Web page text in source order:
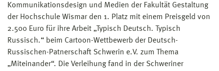
Kommunikationsdesign und Medien der Fakultät Gestaltung
der Hochschule Wismar den 1. Platz mit einem Preisgeld von
2.500 Euro für ihre Arbeit „Typisch Deutsch. Typisch
Russisch.“ beim Cartoon-Wettbewerb der Deutsch-
Russischen-Patnerschaft Schwerin e.V. zum Thema
„Miteinander“. Die Verleihung fand in der Schweriner